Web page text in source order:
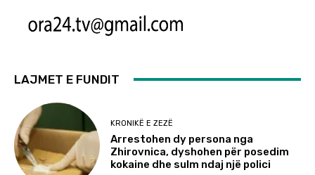
LAJMET E FUNDIT
KRONIKË E ZEZË
Arrestohen dy persona nga
Zhirovnica, dyshohen për posedim
kokaine dhe sulm ndaj një polici